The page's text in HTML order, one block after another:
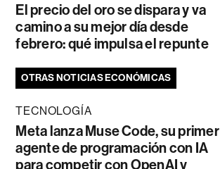
El precio del oro se dispara y va
camino a su mejor día desde
febrero: qué impulsa el repunte
OTRAS NOTICIAS ECONÓMICAS
TECNOLOGÍA
Meta lanza Muse Code, su primer
agente de programación con IA
para competir con OpenAI y